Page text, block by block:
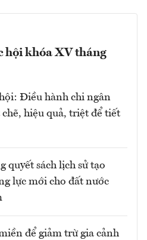
hội khóa XV tháng
Điều hành chi ngân
chẽ, hiệu quả, triệt để tiết
quyết sách lịch sử tạo
lực mới cho đất nước
để giảm trừ gia cảnh